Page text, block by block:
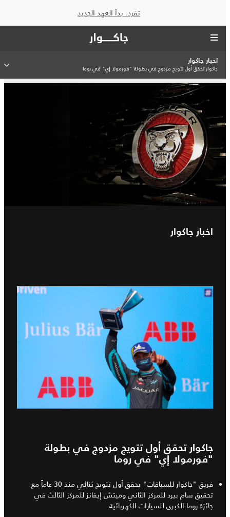
تفرد. بدأ العهد الجديد
اخبار جاكوار
جاكوار تحقق أول تتويج مزدوج في بطولة "فورمولا إي" في روما
اخبار جاكوار
جاكوار تحقق أول تتويج مزدوج في بطولة
"فورمولا إي" في روما
فريق "جاكوار للسباقات" يحقق أول تتويج ثنائي منذ 30 عاماً مع
تحقيق سام بيرد للمركز الثاني وميتش إيفانز للمركز الثالث في
جائزة روما الكبرى للسيارات الكهربائية